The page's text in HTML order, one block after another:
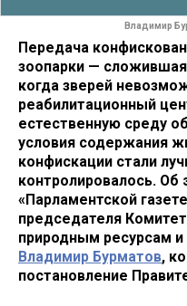
Владимир
Передача
зоопарки —
когда зверей
реабилитационный
естественную среду
условия содержания
конфискации стали
контролировалось. Об
«Парламентской
председателя
природным ресурсам
Владимир Бурматов,
постановление